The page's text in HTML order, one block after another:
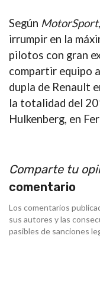
Según MotorSport
irrumpir en la
pilotos con gran
compartir equipo
dupla de Renault
la totalidad del
Hulkenberg, en
Comparte tu
comentario
Los comentarios
sus autores y las
pasibles de sanciones